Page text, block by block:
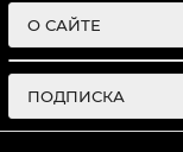
О САЙТЕ
ПОДПИСКА